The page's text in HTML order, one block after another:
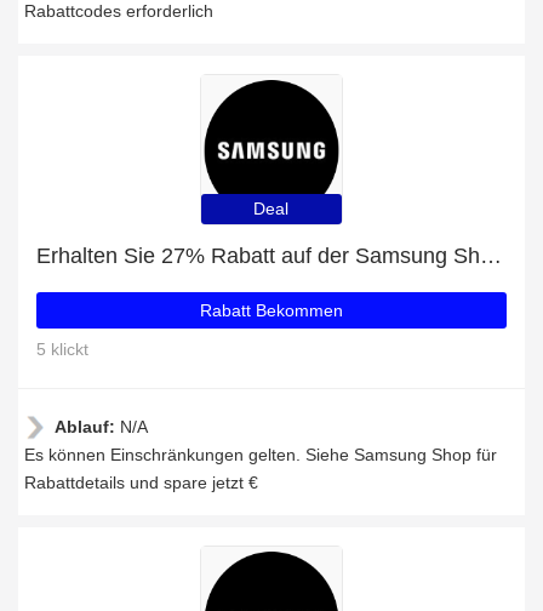
Rabattcodes erforderlich
Deal
Erhalten Sie 27% Rabatt auf der Samsung Shop-Website
Rabatt Bekommen
5 klickt
Ablauf: N/A
Es können Einschränkungen gelten. Siehe Samsung Shop für
Rabattdetails und spare jetzt €